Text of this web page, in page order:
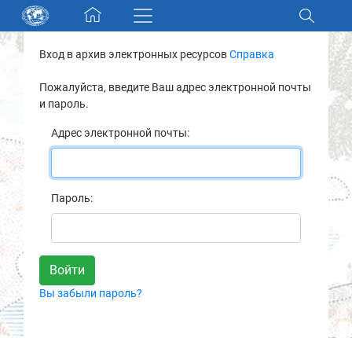
Skip navigation
Разделы и коллекции
Электронный каталог
Новости
О нас
Контакты
Партнеры
Вход в архив электронных ресурсовСправка
Пожалуйста, введите Ваш адрес электронной почты
и пароль.
Адрес электронной почты:
Пароль:
Вы забыли пароль?